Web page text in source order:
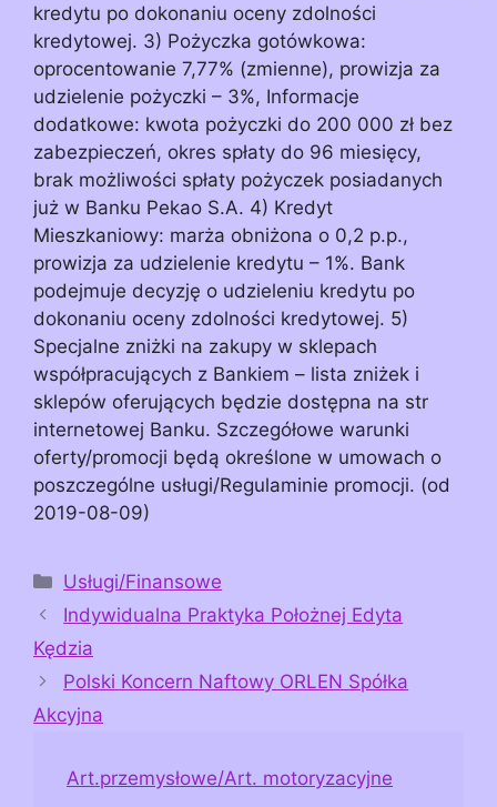
kredytu po dokonaniu oceny zdolności
kredytowej. 3) Pożyczka gotówkowa:
oprocentowanie 7,77% (zmienne), prowizja za
udzielenie pożyczki – 3%, Informacje
dodatkowe: kwota pożyczki do 200 000 zł bez
zabezpieczeń, okres spłaty do 96 miesięcy,
brak możliwości spłaty pożyczek posiadanych
już w Banku Pekao S.A. 4) Kredyt
Mieszkaniowy: marża obniżona o 0,2 p.p.,
prowizja za udzielenie kredytu – 1%. Bank
podejmuje decyzję o udzieleniu kredytu po
dokonaniu oceny zdolności kredytowej. 5)
Specjalne zniżki na zakupy w sklepach
współpracujących z Bankiem – lista zniżek i
sklepów oferujących będzie dostępna na str
internetowej Banku. Szczegółowe warunki
oferty/promocji będą określone w umowach o
poszczególne usługi/Regulaminie promocji. (od
2019-08-09)
Kategorie
Usługi/Finansowe
Indywidualna Praktyka Położnej Edyta
Kędzia
Polski Koncern Naftowy ORLEN Spółka
Akcyjna
Art.przemysłowe/Art. motoryzacyjne